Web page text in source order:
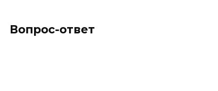
Вопрос-ответ